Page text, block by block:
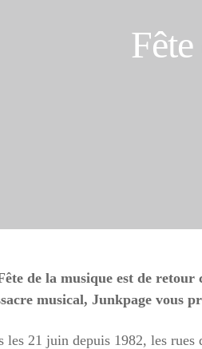
de la musique est de
musical, Junkpage vous
les 21 juin depuis 1982, les rues